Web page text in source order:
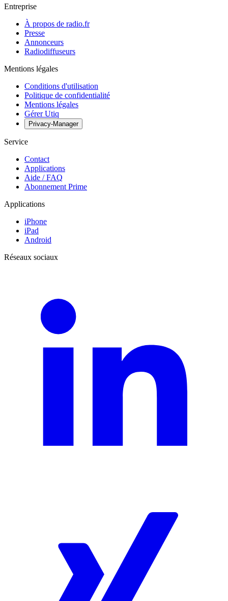
Entreprise
À propos de radio.fr
Presse
Annonceurs
Radiodiffuseurs
Mentions légales
Conditions d'utilisation
Politique de confidentialité
Mentions légales
Gérer Utiq
Privacy-Manager
Service
Contact
Applications
Aide / FAQ
Abonnement Prime
Applications
iPhone
iPad
Android
Réseaux sociaux